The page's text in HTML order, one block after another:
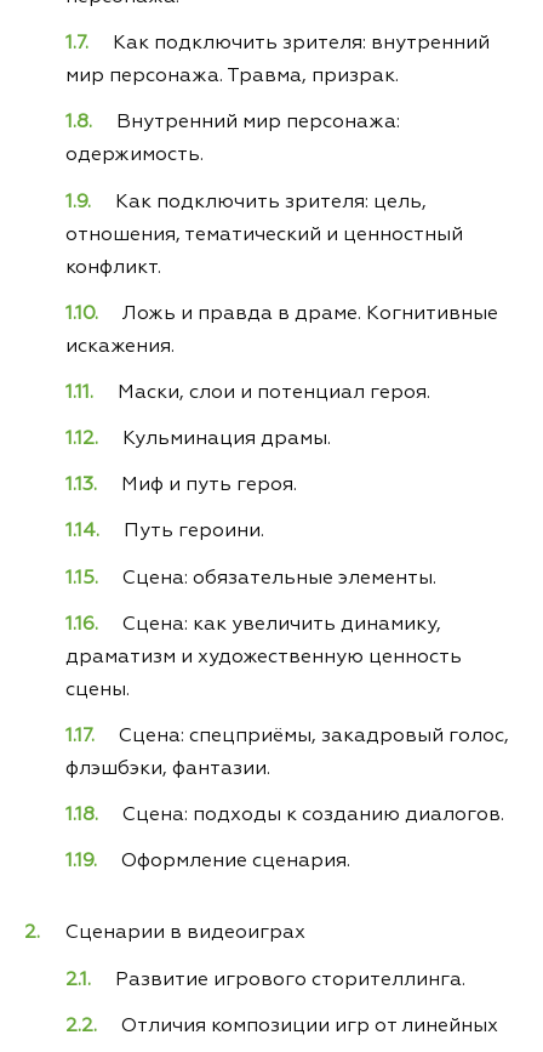
Как подключить зрителя: внутренний
мир персонажа. Травма, призрак.
Внутренний мир персонажа:
одержимость.
Как подключить зрителя: цель,
отношения, тематический и ценностный
конфликт.
Ложь и правда в драме. Когнитивные
искажения.
Маски, слои и потенциал героя.
Кульминация драмы.
Миф и путь героя.
Путь героини.
Сцена: обязательные элементы.
Сцена: как увеличить динамику,
драматизм и художественную ценность
сцены.
Сцена: спецприёмы, закадровый голос,
флэшбэки, фантазии.
Сцена: подходы к созданию диалогов.
Оформление сценария.
Сценарии в видеоиграх
Развитие игрового сторителлинга.
Отличия композиции игр от линейных